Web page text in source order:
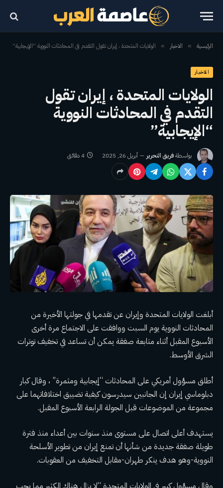
الرئيسية » الاخبار » الولايات المتحدة ، إيران تقول التقدم في المحادثات النووية “الإيجابية”
الاخبار
الولايات المتحدة ، إيران تقول
التقدم في المحادثات النووية
“الإيجابية”
بواسطةفريق التحرير أبريل 26, 2025 4 دقائق
أبلغت الولايات المتحدة وإيران عن تقدمها في جولتها الأخيرة من
المحادثات النووية يوم السبت ووافقت على الاجتماع مرة أخرى
الأسبوع المقبل أثناء متابعة صفقة يمكن أن تساعد في تخفيف توترات
الشرق الأوسط.
أطلق مسؤول أمريكي على المحادثات “إيجابية ومثمرة” ، وقال كبار
دبلوماسي إيران إن الجانبين سيدرسون كيفية تضييق اختلافاتهما على
مجموعة من الموضوعات قبل الجولة الرابعة الأسبوع المقبل.
يستهدف أعلى اتصال على مستوى منذ سنوات بين أعداء منذ فترة
طويلة صفقة جديدة من شأنها أن تمنع إيران من تطوير الأسلحة
النووية-وهو هدف ينكر طهران-مقابل التخفيف من العقوبات.